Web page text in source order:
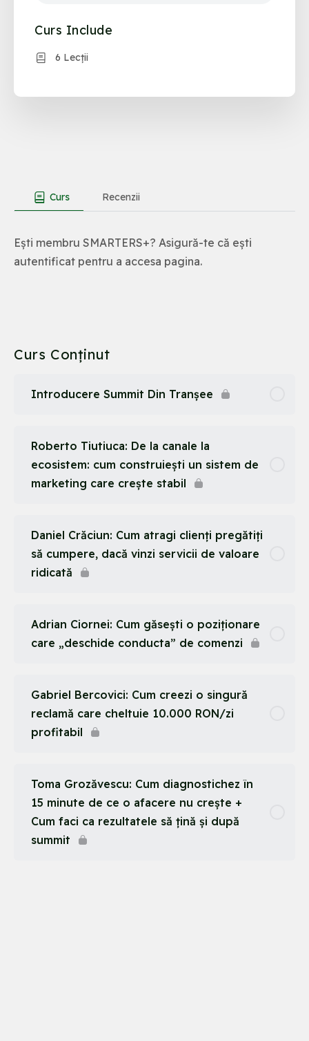
Curs Recenzii
Ești membru SMARTERS+? Asigură-te că ești
autentificat pentru a accesa pagina.
Curs Conținut
Introducere Summit Din Tranșee
Roberto Tiutiuca: De la canale la
ecosistem: cum construiești un sistem de
marketing care crește stabil
Daniel Crăciun: Cum atragi clienți pregătiți
să cumpere, dacă vinzi servicii de valoare
ridicată
Adrian Ciornei: Cum găsești o poziționare
care „deschide conducta” de comenzi
Gabriel Bercovici: Cum creezi o singură
reclamă care cheltuie 10.000 RON/zi
profitabil
Toma Grozăvescu: Cum diagnostichez în
15 minute de ce o afacere nu crește +
Cum faci ca rezultatele să țină și după
summit
Curs Include
6 Lecții